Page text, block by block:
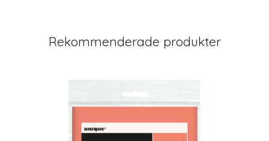
Rekommenderade produkter